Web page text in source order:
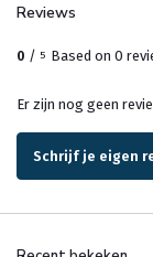
Reviews
0 / 5 Based on 0
Er zijn nog geen
Schrijf je eigen